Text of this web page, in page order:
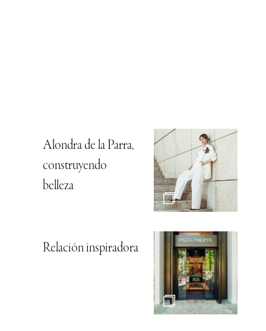
Alondra de la Parra,
construyendo
belleza
Relación inspiradora